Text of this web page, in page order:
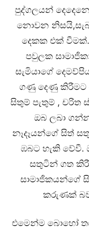
පුද්ගලයන්
නොවන
දෙකක එක්
පවුලක
සැමියාගේ
ගණු දෙණු කිරීමට
සිතුම් පැතුම් , චරිත
ඔබ ලබා
නෑදෑයන්ගේ සිත්
ඹබට හැකි වේවී.
සතුටින් ගත
සාමාජිකයන්ගේ
කරුණක්
එමෙන්ම බොහෝ